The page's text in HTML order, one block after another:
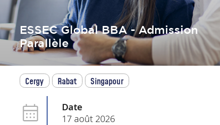
ESSEC Global BBA - Admission
Parallèle
Cergy Rabat Singapour
Date
17 août 2026